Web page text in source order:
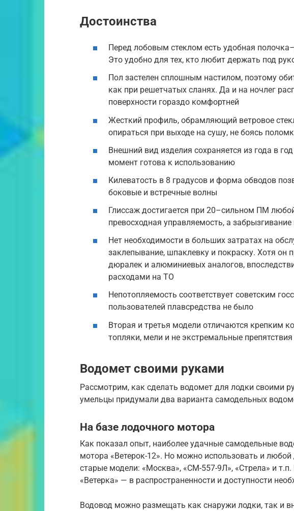
Достоинства
Перед лобовым стеклом есть удобная
Это удобно для тех, кто любит держать под
Пол застелен сплошным настилом, поэтому
как при решетчатых сланях. Да и на ночлег
поверхности гораздо комфортней
Жесткий профиль, обрамляющий ветровое
опираться при выходе на сушу, не боясь
Внешний вид изделия сохраняется из года в
момент готова к использованию
Килеватость в 8 градусов и форма обводов
боковые и встречные волны
Глиссаж достигается при 20–сильном ПМ
превосходная управляемость, а
Нет необходимости в больших затратах на
заклепывание, шпаклевку и покраску. Хотя он
дюралек и алюминиевых аналогов,
расходами на ТО
Непотопляемость соответствует советским
пользователей плавсредства не было
Вторая и третья модели отличаются крепким
топляки, мели и не экстремальные
Водомет своими руками
Рассмотрим, как сделать водомет для лодки своими
умельцы придумали два варианта самодельных
На базе лодочного мотора
Как показал опыт, наиболее удачные самодельные
мотора «Ветерок-12». Но можно использовать и
старые модели: «Москва», «СМ-557-9Л», «Стрела» и
«Ветерка» — в распространенности и доступности
Водовод можно размещать как снаружи лодки, так и